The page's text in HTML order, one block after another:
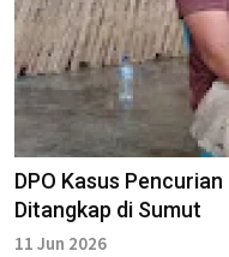
DPO Kasus
Ditangkap di Sumut
11 Jun 2026